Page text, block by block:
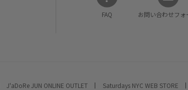
FAQ お問い合わせフォ
J'aDoRe JUN ONLINE OUTLET Saturdays NYC WEB STORE